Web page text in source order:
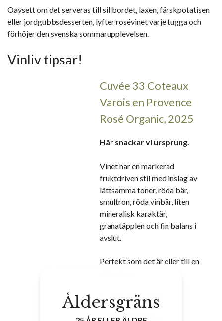
Oavsett om det serveras till sillbordet, laxen, färskpotatisen
eller jordgubbsdesserten, lyfter rosévinet varje tugga och
förhöjer den svenska sommarupplevelsen.
Vinliv tipsar!
Cuvée 33 Coteaux
Varois en Provence
Rosé Organic, 2025
Här snackar vi ursprung.
Vinet har en markerad
fruktdriven stil med inslag av
lättsamma toner, röda bär,
smultron, röda vinbär, liten
mineralisk karaktär,
granatäpplen och fin balans i
avslut.
Perfekt som det är eller till en
Nr 258408• 299 kr
Åldersgräns